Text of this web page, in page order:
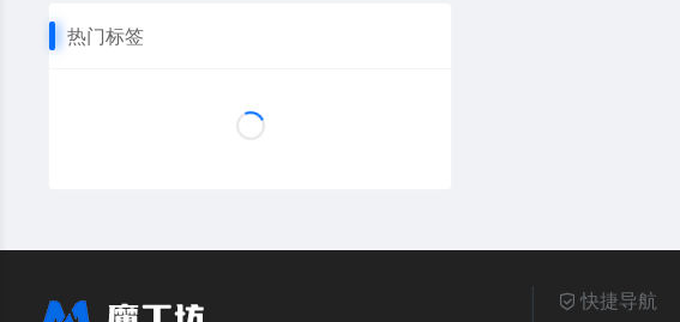
热门标签
快捷导航